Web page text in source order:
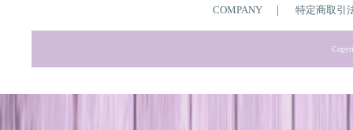
COMPANY｜ 特定商取引